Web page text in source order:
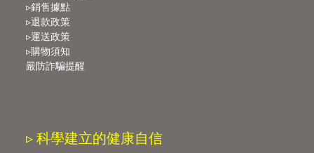
▹銷售據點
▹退款政策
▹運送政策
▹購物須知
嚴防詐騙提醒
▹ 科學建立的健康自信